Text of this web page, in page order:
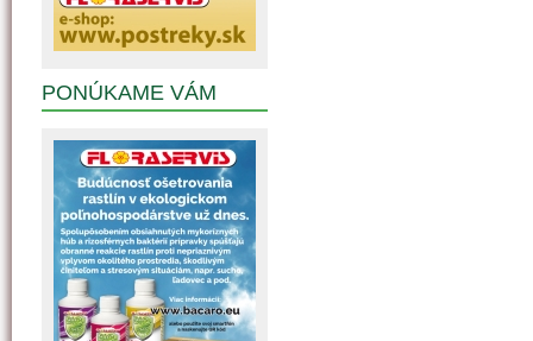
PONÚKAME VÁM